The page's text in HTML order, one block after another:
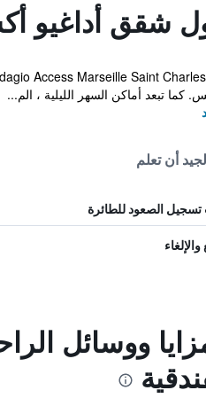
شقق أداغيو
كما تبعد أماكن السهر الليلية ، الم...
أن تعلم
الصعود للطائرة
والإلغاء
ووسائل